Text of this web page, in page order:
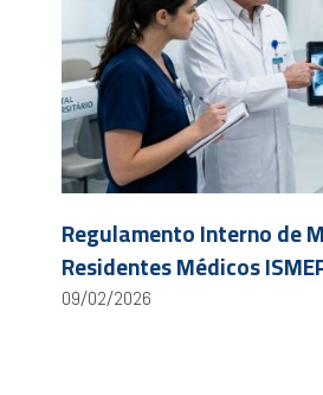
Regulamento Interno de
Residentes Médicos
09/02/2026